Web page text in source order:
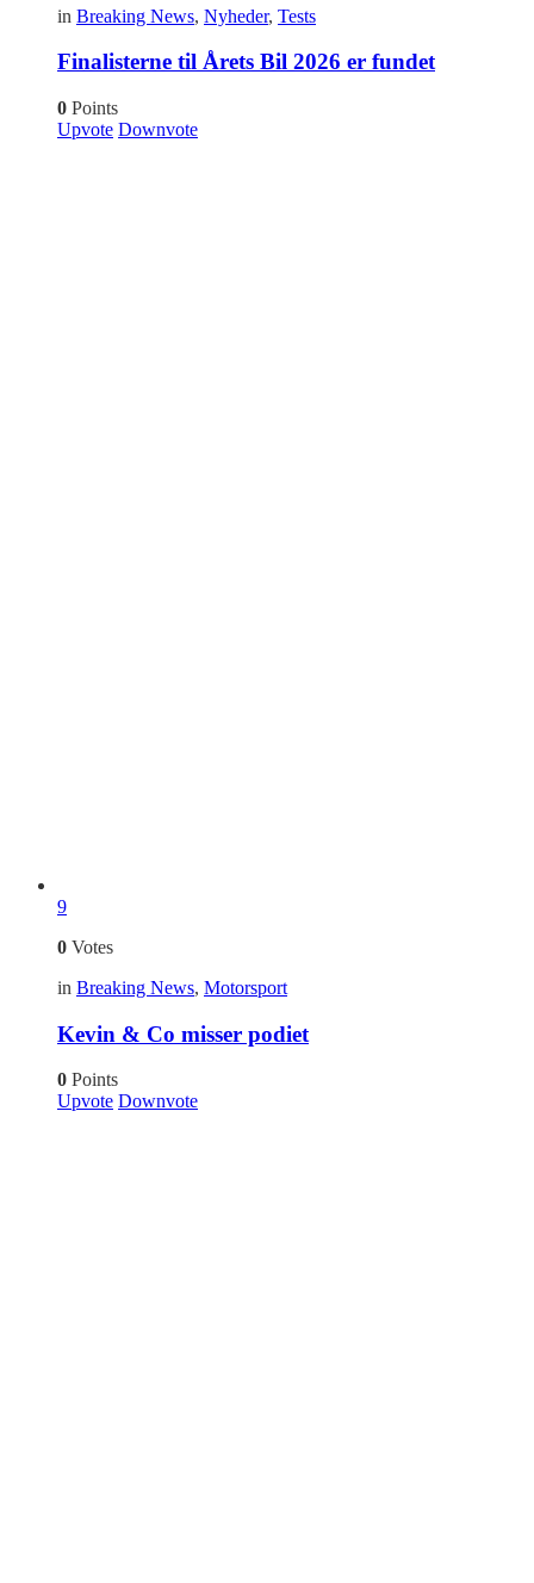
in Breaking News, Nyheder, Tests
Finalisterne til Årets Bil 2026 er fundet
0 Points
Upvote Downvote
9
0 Votes
in Breaking News, Motorsport
Kevin & Co misser podiet
0 Points
Upvote Downvote